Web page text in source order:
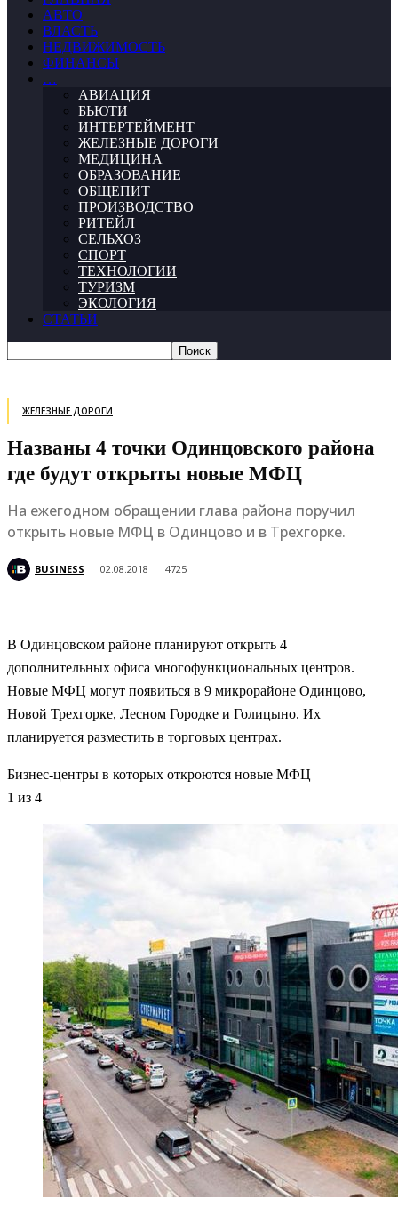
АВТО
ВЛАСТЬ
НЕДВИЖИМОСТЬ
ФИНАНСЫ
…
АВИАЦИЯ
БЬЮТИ
ИНТЕРТЕЙМЕНТ
ЖЕЛЕЗНЫЕ ДОРОГИ
МЕДИЦИНА
ОБРАЗОВАНИЕ
ОБЩЕПИТ
ПРОИЗВОДСТВО
РИТЕЙЛ
СЕЛЬХОЗ
СПОРТ
ТЕХНОЛОГИИ
ТУРИЗМ
ЭКОЛОГИЯ
СТАТЬИ
ЖЕЛЕЗНЫЕ ДОРОГИ
Названы 4 точки Одинцовского района
где будут открыты новые МФЦ
На ежегодном обращении глава района поручил
открыть новые МФЦ в Одинцово и в Трехгорке.
BUSINESS 02.08.2018 4725
В Одинцовском районе планируют открыть 4
дополнительных офиса многофункциональных центров.
Новые МФЦ могут появиться в 9 микрорайоне Одинцово,
Новой Трехгорке, Лесном Городке и Голицыно. Их
планируется разместить в торговых центрах.
Бизнес-центры в которых откроются новые МФЦ
1 из 4